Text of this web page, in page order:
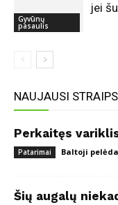
Gyvūnų
pasaulis
jei
NAUJAUSI
Perkaitęs
Patarimai Baltoji pelėda
Šių augalų